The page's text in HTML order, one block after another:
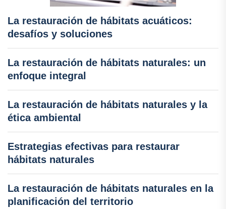
La restauración de hábitats acuáticos:
desafíos y soluciones
La restauración de hábitats naturales: un
enfoque integral
La restauración de hábitats naturales y la
ética ambiental
Estrategias efectivas para restaurar
hábitats naturales
La restauración de hábitats naturales en la
planificación del territorio